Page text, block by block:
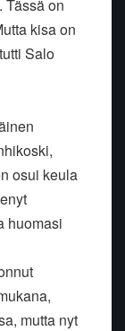
Tässä on
kisa on
Salo
osui keula
huomasi
mutta nyt